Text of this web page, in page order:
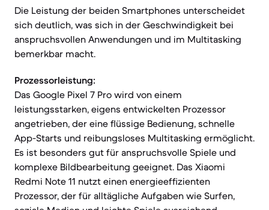
Die Leistung der beiden Smartphones unterscheidet
sich deutlich, was sich in der Geschwindigkeit bei
anspruchsvollen Anwendungen und im Multitasking
bemerkbar macht.
Prozessorleistung:
Das Google Pixel 7 Pro wird von einem
leistungsstarken, eigens entwickelten Prozessor
angetrieben, der eine flüssige Bedienung, schnelle
App-Starts und reibungsloses Multitasking ermöglicht.
Es ist besonders gut für anspruchsvolle Spiele und
komplexe Bildbearbeitung geeignet. Das Xiaomi
Redmi Note 11 nutzt einen energieeffizienten
Prozessor, der für alltägliche Aufgaben wie Surfen,